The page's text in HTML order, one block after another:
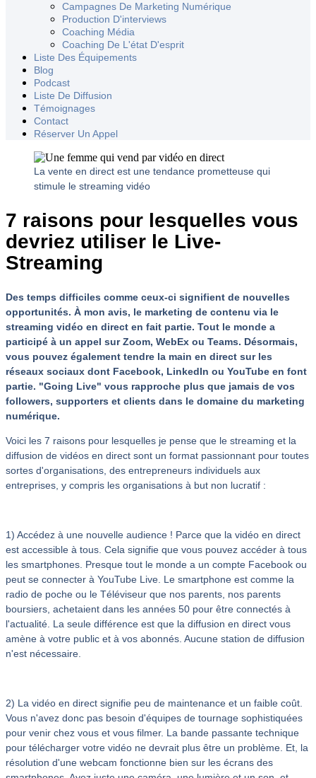
Campagnes De Marketing Numérique
Production D'interviews
Coaching Média
Coaching De L'état D'esprit
Liste Des Équipements
Blog
Podcast
Liste De Diffusion
Témoignages
Contact
Réserver Un Appel
La vente en direct est une tendance prometteuse qui
stimule le streaming vidéo
7 raisons pour lesquelles vous
devriez utiliser le Live-
Streaming
Des temps difficiles comme ceux-ci signifient de nouvelles
opportunités. À mon avis, le marketing de contenu via le
streaming vidéo en direct en fait partie. Tout le monde a
participé à un appel sur Zoom, WebEx ou Teams. Désormais,
vous pouvez également tendre la main en direct sur les
réseaux sociaux dont Facebook, LinkedIn ou YouTube en font
partie. "Going Live" vous rapproche plus que jamais de vos
followers, supporters et clients dans le domaine du marketing
numérique.
Voici les 7 raisons pour lesquelles je pense que le streaming et la
diffusion de vidéos en direct sont un format passionnant pour toutes
sortes d'organisations, des entrepreneurs individuels aux
entreprises, y compris les organisations à but non lucratif :
1) Accédez à une nouvelle audience ! Parce que la vidéo en direct
est accessible à tous. Cela signifie que vous pouvez accéder à tous
les smartphones. Presque tout le monde a un compte Facebook ou
peut se connecter à YouTube Live. Le smartphone est comme la
radio de poche ou le Téléviseur que nos parents, nos parents
boursiers, achetaient dans les années 50 pour être connectés à
l'actualité. La seule différence est que la diffusion en direct vous
amène à votre public et à vos abonnés. Aucune station de diffusion
n'est nécessaire.
2) La vidéo en direct signifie peu de maintenance et un faible coût.
Vous n'avez donc pas besoin d'équipes de tournage sophistiquées
pour venir chez vous et vous filmer. La bande passante technique
pour télécharger votre vidéo ne devrait plus être un problème. Et, la
résolution d'une webcam fonctionne bien sur les écrans des